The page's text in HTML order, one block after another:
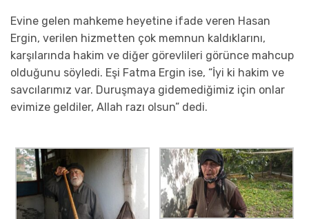
Evine gelen mahkeme heyetine ifade veren Hasan
Ergin, verilen hizmetten çok memnun kaldıklarını,
karşılarında hakim ve diğer görevlileri görünce mahcup
olduğunu söyledi. Eşi Fatma Ergin ise, “İyi ki hakim ve
savcılarımız var. Duruşmaya gidemediğimiz için onlar
evimize geldiler, Allah razı olsun” dedi.